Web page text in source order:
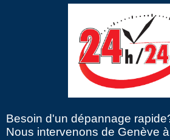
Besoin d'un dépannage
Nous intervenons de Genève